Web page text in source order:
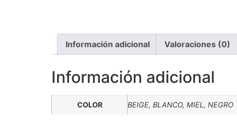
Información adicional Valoraciones (0)
Información adicional
COLOR BEIGE, BLANCO, MIEL, NEGRO